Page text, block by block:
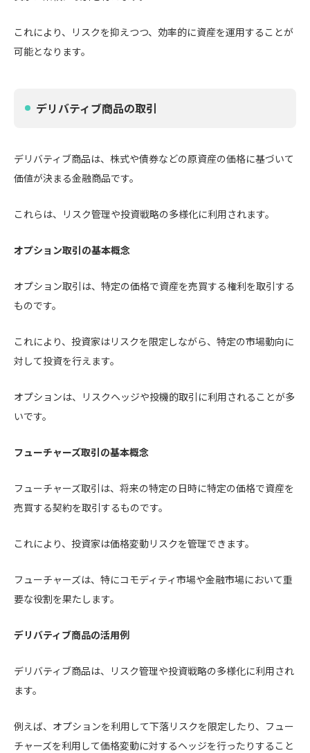
これにより、リスクを抑えつつ、効率的に資産を運用することが
可能となります。
デリバティブ商品の取引
デリバティブ商品は、株式や債券などの原資産の価格に基づいて
価値が決まる金融商品です。
これらは、リスク管理や投資戦略の多様化に利用されます。
オプション取引の基本概念
オプション取引は、特定の価格で資産を売買する権利を取引する
ものです。
これにより、投資家はリスクを限定しながら、特定の市場動向に
対して投資を行えます。
オプションは、リスクヘッジや投機的取引に利用されることが多
いです。
フューチャーズ取引の基本概念
フューチャーズ取引は、将来の特定の日時に特定の価格で資産を
売買する契約を取引するものです。
これにより、投資家は価格変動リスクを管理できます。
フューチャーズは、特にコモディティ市場や金融市場において重
要な役割を果たします。
デリバティブ商品の活用例
デリバティブ商品は、リスク管理や投資戦略の多様化に利用され
ます。
例えば、オプションを利用して下落リスクを限定したり、フュー
チャーズを利用して価格変動に対するヘッジを行ったりすること